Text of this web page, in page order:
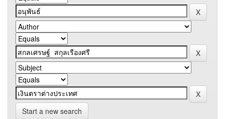
Start a new search